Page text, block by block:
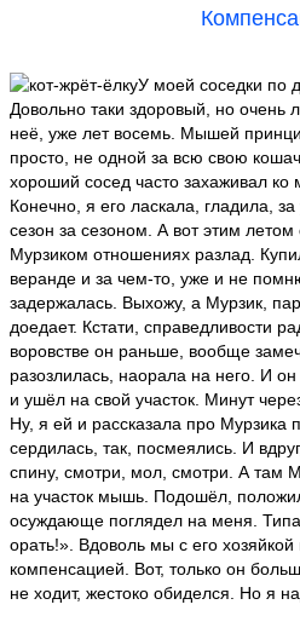
У моей соседки по
Довольно таки здоровый, но очень
неё, уже лет восемь. Мышей
просто, не одной за всю свою
хороший сосед часто захаживал ко
Конечно, я его ласкала, гладила,
сезон за сезоном. А вот этим
Мурзиком отношениях разлад.
веранде и за чем-то, уже и не
задержалась. Выхожу, а Мурзик,
доедает. Кстати, справедливости
воровстве он раньше, вообще
разозлилась, наорала на него. И
и ушёл на свой участок. Минут
Ну, я ей и рассказала про Мурзика
сердилась, так, посмеялись. И
спину, смотри, мол, смотри. А там
на участок мышь. Подошёл,
осуждающе поглядел на меня.
орать!». Вдоволь мы с его
компенсацией. Вот, только он
не ходит, жестоко обиделся. Но я